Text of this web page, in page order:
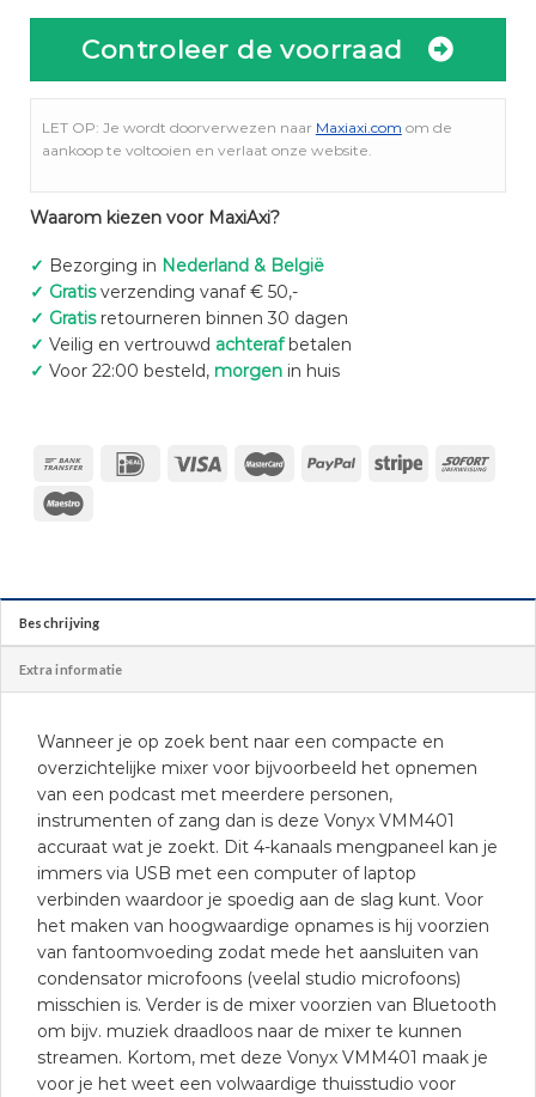
Controleer de voorraad
LET OP: Je wordt doorverwezen naar Maxiaxi.com om de
aankoop te voltooien en verlaat onze website.
Waarom kiezen voor MaxiAxi?
✓ Bezorging in Nederland & België
✓ Gratisverzending vanaf € 50,-
✓ Gratisretourneren binnen 30 dagen
✓ Veilig en vertrouwd achterafbetalen
✓ Voor 22:00 besteld, morgenin huis
Beschrijving
Extra informatie
Wanneer je op zoek bent naar een compacte en
overzichtelijke mixer voor bijvoorbeeld het opnemen
van een podcast met meerdere personen,
instrumenten of zang dan is deze Vonyx VMM401
accuraat wat je zoekt. Dit 4-kanaals mengpaneel kan je
immers via USB met een computer of laptop
verbinden waardoor je spoedig aan de slag kunt. Voor
het maken van hoogwaardige opnames is hij voorzien
van fantoomvoeding zodat mede het aansluiten van
condensator microfoons (veelal studio microfoons)
misschien is. Verder is de mixer voorzien van Bluetooth
om bijv. muziek draadloos naar de mixer te kunnen
streamen. Kortom, met deze Vonyx VMM401 maak je
voor je het weet een volwaardige thuisstudio voor